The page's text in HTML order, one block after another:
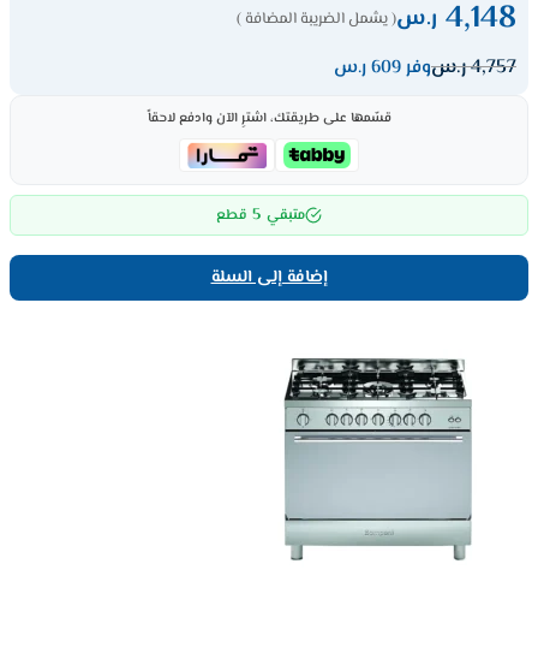
4,148 ر.س( يشمل الضريبة المضافة )
4,757ر.سوفر 609 ر.س
قسّمها على طريقتك، اشترِ الآن وادفع لاحقاً
متبقي 5 قطع
إضافة إلى السلة